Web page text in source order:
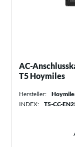
AC-
T5 Hoymiles
Hersteller:
INDEX:
T5-CC-